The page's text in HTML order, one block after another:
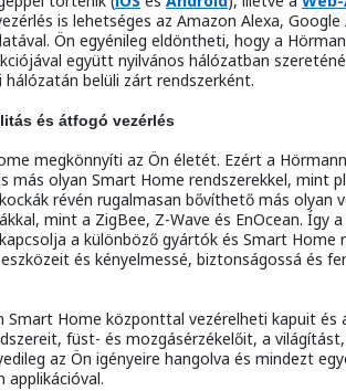
is lehetséges az Amazon Alexa,
Ön egyénileg eldöntheti, hogy a
együtt nyilvános hálózatban
belüli zárt rendszerként.
és átfogó vezérlés
megkönnyíti az Ön életét. Ezért a
más olyan Smart Home rendszerekkel, mint
révén rugalmasan bővíthető más olyan
mint a ZigBee, Z-Wave és EnOcean. Így
a különböző gyártók és Smart Home
és kényelmessé, biztonságossá és
Smart Home központtal vezérelheti kapuit
füst- és mozgásérzékelőit, a
az Ön igényeire hangolva és mindezt
applikációval.